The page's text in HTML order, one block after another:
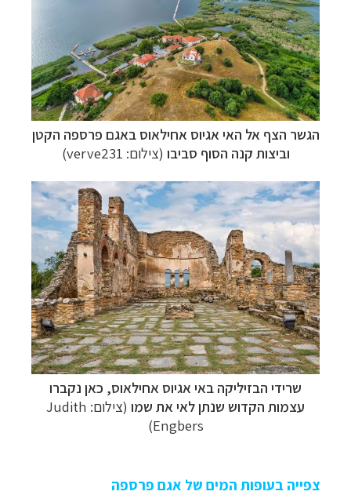
הגשר הצף אל האי אגיוס אחילאוס באגם פרספה הקטן
וביצות קנה הסוף סביבו (צילום: verve231)
שרידי הבזיליקה באי אגיוס אחילאוס, כאן נקברו
עצמות הקדוש שנתן לאי את שמו
(צילום: Judith
Engbers)
צפייה בעופות המים של אגם פרספה
מסלולים מוכנים ב-11 יעדים –לחצו לבחירת המסלול
המתאים לכם »
מעטפת לוגיסטית מלאה: מלונות, רכב ופעילויות–
לחצו למידע נוסף »
מערכת ניווט חכמה וליווי לאורך כל הדרך– לחצו
להסבר על השירות »